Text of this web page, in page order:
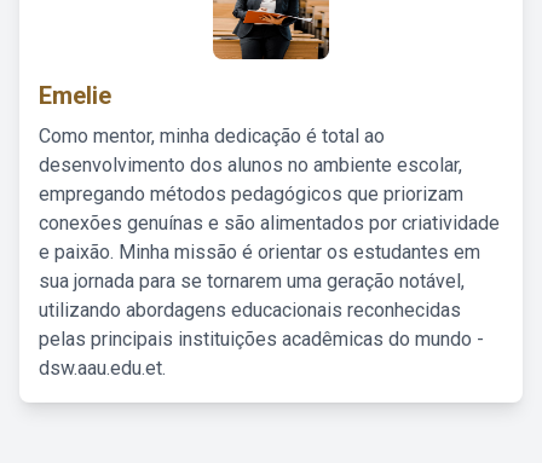
Emelie
Como mentor, minha dedicação é total ao
desenvolvimento dos alunos no ambiente escolar,
empregando métodos pedagógicos que priorizam
conexões genuínas e são alimentados por criatividade
e paixão. Minha missão é orientar os estudantes em
sua jornada para se tornarem uma geração notável,
utilizando abordagens educacionais reconhecidas
pelas principais instituições acadêmicas do mundo -
dsw.aau.edu.et.